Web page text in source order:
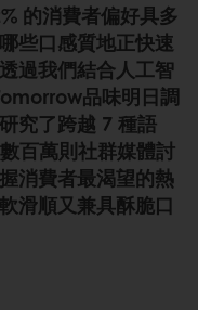
的消費者偏好具多
些口感質地正快速
過我們結合人工智
品味明日調
究了跨越 7 種語
百萬則社群媒體討
消費者最渴望的熱
滑順又兼具酥脆口